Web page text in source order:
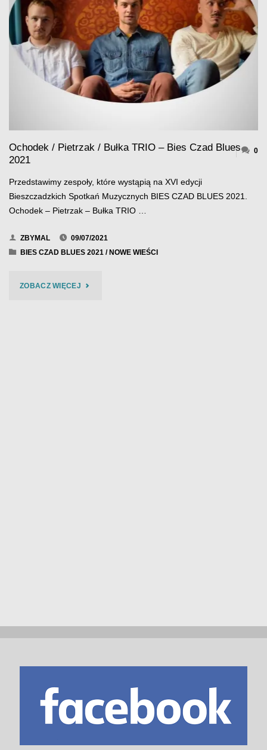
PROGRAM"
Ochodek / Pietrzak / Bułka TRIO – Bies Czad Blues
2021
0
Przedstawimy zespoły, które wystąpią na XVI edycji
Bieszczadzkich Spotkań Muzycznych BIES CZAD BLUES 2021.
Ochodek – Pietrzak – Bułka TRIO …
ZBYMAL
09/07/2021
BIES CZAD BLUES 2021 /NOWE WIEŚCI
ZOBACZ WIĘCEJ"OCHODEK